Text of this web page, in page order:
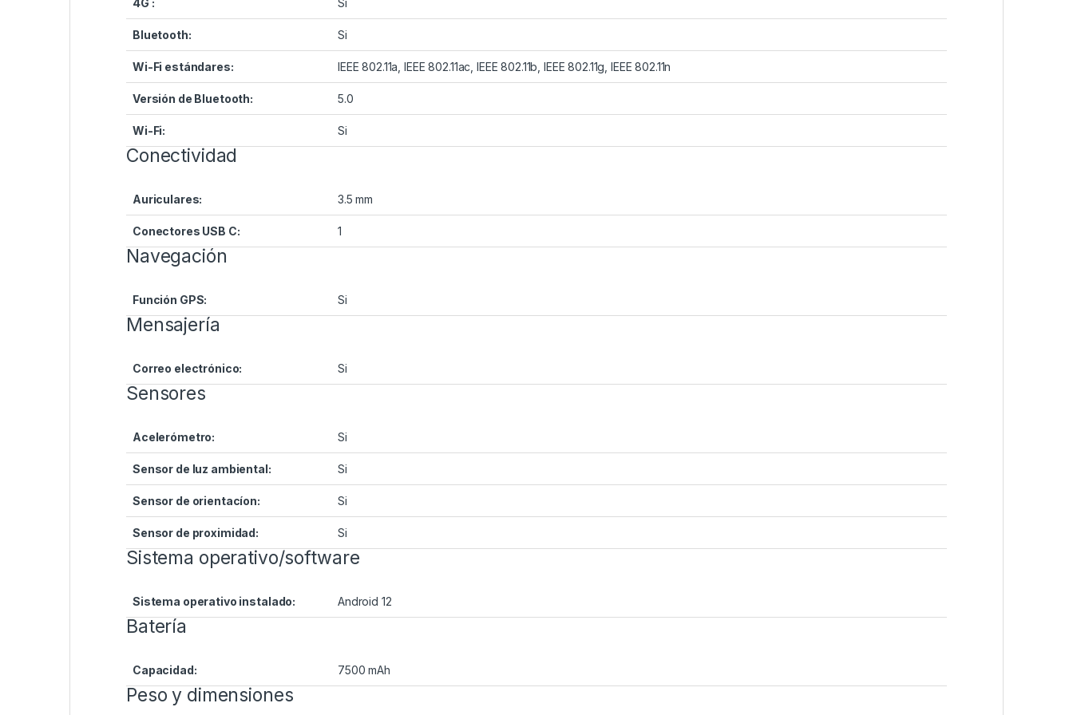
4G : Si
Bluetooth: Si
Wi-Fi estándares: IEEE 802.11a, IEEE 802.11ac, IEEE 802.11b, IEEE 802.11g, IEEE 802.11n
Versión de Bluetooth: 5.0
Wi-Fi: Si
Conectividad
Auriculares: 3.5 mm
Conectores USB C: 1
Navegación
Función GPS: Si
Mensajería
Correo electrónico: Si
Sensores
Acelerómetro: Si
Sensor de luz ambiental: Si
Sensor de orientacíon: Si
Sensor de proximidad: Si
Sistema operativo/software
Sistema operativo instalado: Android 12
Batería
Capacidad: 7500 mAh
Peso y dimensiones